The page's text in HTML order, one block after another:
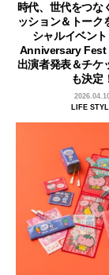
時代、世代をつな
ッション＆トーク
シャルイベン
Anniversary Fest
出演者発表＆チケ
も決定
LIFE